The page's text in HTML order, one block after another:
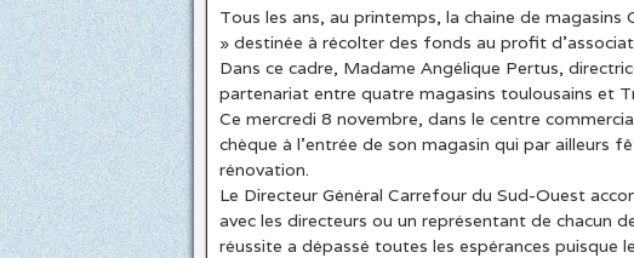
Tous les ans, au printemps, la chaine de
» destinée à récolter des fonds au profit
Dans ce cadre, Madame Angélique Pertus,
partenariat entre quatre magasins toulousains et
Ce mercredi 8 novembre, dans le centre
chèque à l’entrée de son magasin qui par ailleurs
rénovation.
Le Directeur Général Carrefour du Sud-Ouest
avec les directeurs ou un représentant de chacun
réussite a dépassé toutes les espérances puisque